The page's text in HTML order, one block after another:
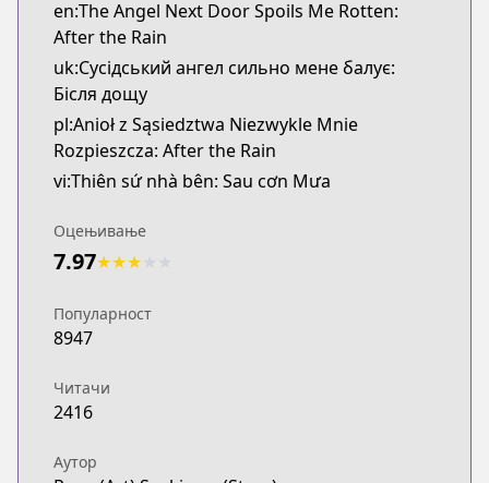
en:The Angel Next Door Spoils Me Rotten:
After the Rain
uk:Сусідський ангел сильно мене балує:
Бісля дощу
pl:Anioł z Sąsiedztwa Niezwykle Mnie
Rozpieszcza: After the Rain
vi:Thiên sứ nhà bên: Sau cơn Mưa
Оцењивање
7.97★★★
Популарност
8947
Читачи
2416
Аутор